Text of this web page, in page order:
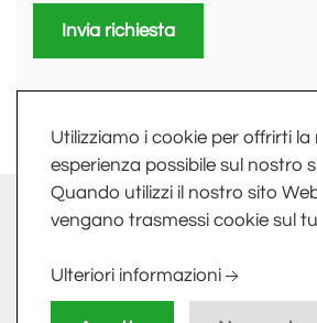
Utilizziamo i cookie per offrirti la
esperienza possibile sul nostro
Quando utilizzi il nostro sito
vengano trasmessi cookie sul
Ulteriori informazioni
Invia richiesta
info@fkv.it -
BOLDONE (BG) - PI/CF